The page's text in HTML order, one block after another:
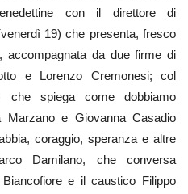
con il direttore di
19) che presenta, fresco
accompagnata da due firme di
e Lorenzo Cremonesi; col
che spiega come dobbiamo
Marzano e Giovanna Casadio
coraggio, speranza e altre
Damilano, che conversa
e il caustico Filippo